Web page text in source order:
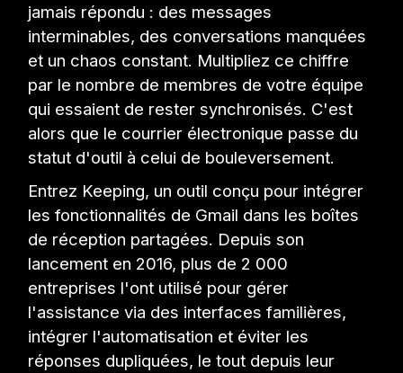
jamais répondu : des messages
interminables, des conversations manquées
et un chaos constant. Multipliez ce chiffre
par le nombre de membres de votre équipe
qui essaient de rester synchronisés. C'est
alors que le courrier électronique passe du
statut d'outil à celui de bouleversement.
Entrez Keeping, un outil conçu pour intégrer
les fonctionnalités de Gmail dans les boîtes
de réception partagées. Depuis son
lancement en 2016, plus de 2 000
entreprises l'ont utilisé pour gérer
l'assistance via des interfaces familières,
intégrer l'automatisation et éviter les
réponses dupliquées, le tout depuis leur